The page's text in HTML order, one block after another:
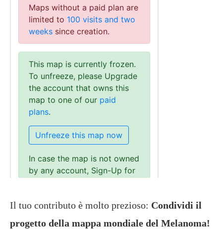
Il tuo contributo è molto prezioso: Condividi il
progetto della mappa mondiale del Melanoma!